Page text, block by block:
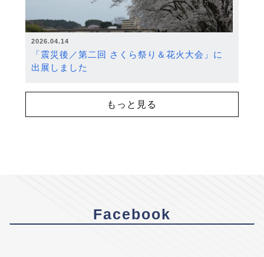
2026.04.14
「震災後／第二回 さくら祭り＆花火大会」に
出展しました
もっと見る
Facebook